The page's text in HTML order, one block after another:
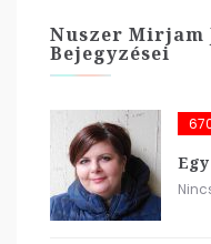
Nuszer Mirjam
Bejegyzései